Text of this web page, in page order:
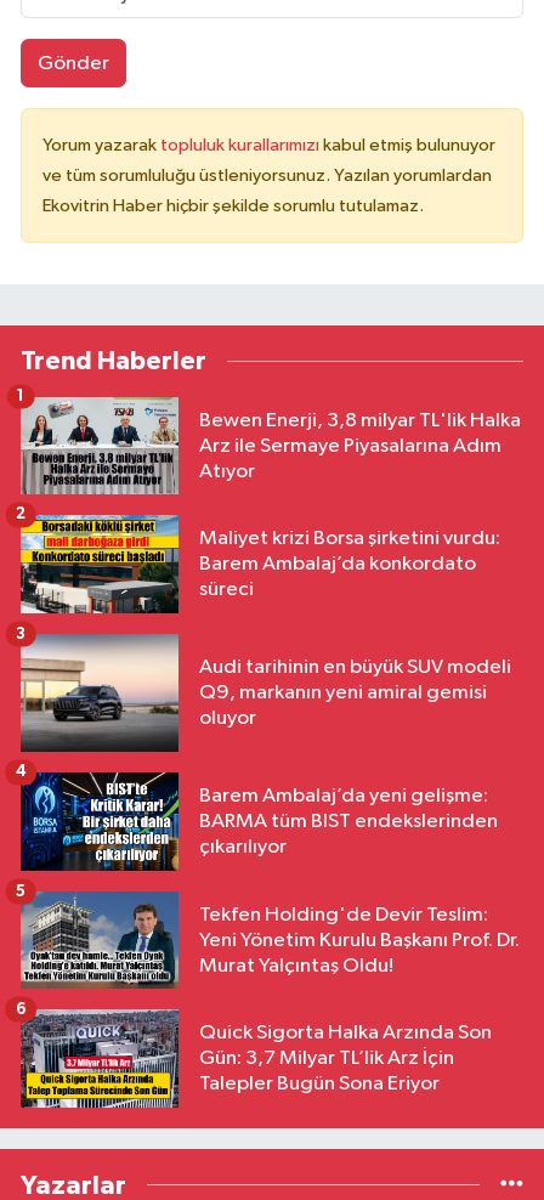
Gönder
Yorum yazarak topluluk kurallarımızı kabul etmiş bulunuyor
ve tüm sorumluluğu üstleniyorsunuz. Yazılan yorumlardan
Ekovitrin Haber hiçbir şekilde sorumlu tutulamaz.
Trend Haberler
Bewen Enerji, 3,8 milyar TL'lik Halka
Arz ile Sermaye Piyasalarına Adım
Atıyor
1
Maliyet krizi Borsa şirketini vurdu:
Barem Ambalaj’da konkordato
süreci
2
Audi tarihinin en büyük SUV modeli
Q9, markanın yeni amiral gemisi
oluyor
3
Barem Ambalaj’da yeni gelişme:
BARMA tüm BIST endekslerinden
çıkarılıyor
4
Tekfen Holding'de Devir Teslim:
Yeni Yönetim Kurulu Başkanı Prof. Dr.
Murat Yalçıntaş Oldu!
5
Quick Sigorta Halka Arzında Son
Gün: 3,7 Milyar TL’lik Arz İçin
Talepler Bugün Sona Eriyor
6
Yazarlar